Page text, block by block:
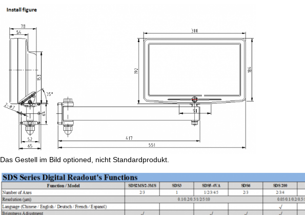
Das Gestell im Bild optioned, nicht Standardprodukt.